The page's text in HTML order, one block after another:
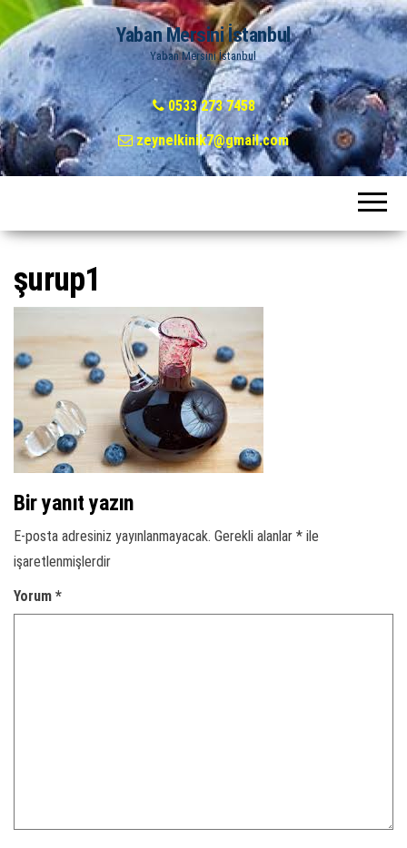
Yaban Mersini İstanbul
Yaban Mersini İstanbul
0533 273 7458
zeynelkinik7@gmail.com
şurup1
Bir yanıt yazın
E-posta adresiniz yayınlanmayacak. Gerekli alanlar * ile
işaretlenmişlerdir
Yorum *